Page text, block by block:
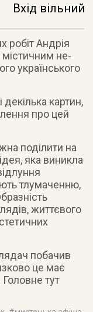
Вхід вільний
робіт Андрія
не-
українського
картин,
про цей
поділити на
яка виникла
тлумаченню,
життєвого
побачив
це має
тут